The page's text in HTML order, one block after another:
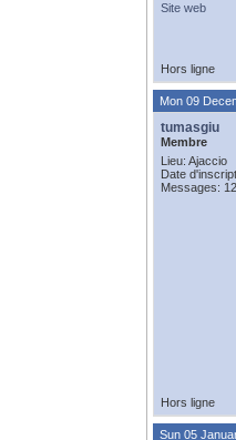
Site web
Hors ligne
Mon 09
tumasgiu
Membre
Lieu: Ajaccio
Date
Messages:
Hors ligne
Sun 05